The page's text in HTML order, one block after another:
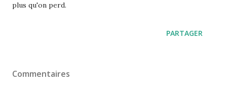
plus qu'on perd.
PARTAGER
Commentaires